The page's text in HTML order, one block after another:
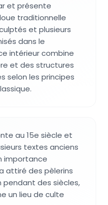
et présente
traditionnelle
et plusieurs
dans le
intérieur combine
et des structures
selon les principes
au 15e siècle et
textes anciens
importance
attiré des pèlerins
des siècles,
un lieu de culte